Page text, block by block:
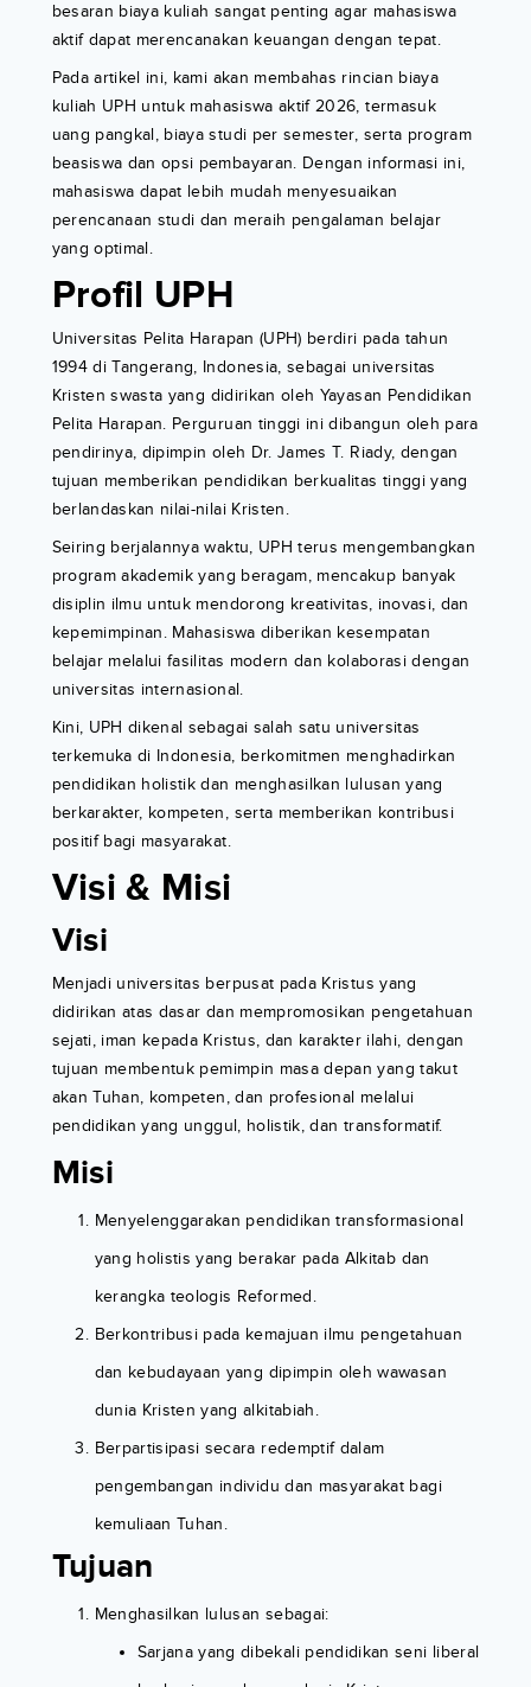
besaran biaya kuliah sangat penting agar mahasiswa
aktif dapat merencanakan keuangan dengan tepat.
Pada artikel ini, kami akan membahas rincian biaya
kuliah UPH untuk mahasiswa aktif 2026, termasuk
uang pangkal, biaya studi per semester, serta program
beasiswa dan opsi pembayaran. Dengan informasi ini,
mahasiswa dapat lebih mudah menyesuaikan
perencanaan studi dan meraih pengalaman belajar
yang optimal.
Profil UPH
Universitas Pelita Harapan (UPH) berdiri pada tahun
1994 di Tangerang, Indonesia, sebagai universitas
Kristen swasta yang didirikan oleh Yayasan Pendidikan
Pelita Harapan. Perguruan tinggi ini dibangun oleh para
pendirinya, dipimpin oleh Dr. James T. Riady, dengan
tujuan memberikan pendidikan berkualitas tinggi yang
berlandaskan nilai-nilai Kristen.
Seiring berjalannya waktu, UPH terus mengembangkan
program akademik yang beragam, mencakup banyak
disiplin ilmu untuk mendorong kreativitas, inovasi, dan
kepemimpinan. Mahasiswa diberikan kesempatan
belajar melalui fasilitas modern dan kolaborasi dengan
universitas internasional.
Kini, UPH dikenal sebagai salah satu universitas
terkemuka di Indonesia, berkomitmen menghadirkan
pendidikan holistik dan menghasilkan lulusan yang
berkarakter, kompeten, serta memberikan kontribusi
positif bagi masyarakat.
Visi & Misi
Visi
Menjadi universitas berpusat pada Kristus yang
didirikan atas dasar dan mempromosikan pengetahuan
sejati, iman kepada Kristus, dan karakter ilahi, dengan
tujuan membentuk pemimpin masa depan yang takut
akan Tuhan, kompeten, dan profesional melalui
pendidikan yang unggul, holistik, dan transformatif.
Misi
Menyelenggarakan pendidikan transformasional
yang holistis yang berakar pada Alkitab dan
kerangka teologis Reformed.
Berkontribusi pada kemajuan ilmu pengetahuan
dan kebudayaan yang dipimpin oleh wawasan
dunia Kristen yang alkitabiah.
Berpartisipasi secara redemptif dalam
pengembangan individu dan masyarakat bagi
kemuliaan Tuhan.
Tujuan
Menghasilkan lulusan sebagai:
Sarjana yang dibekali pendidikan seni liberal